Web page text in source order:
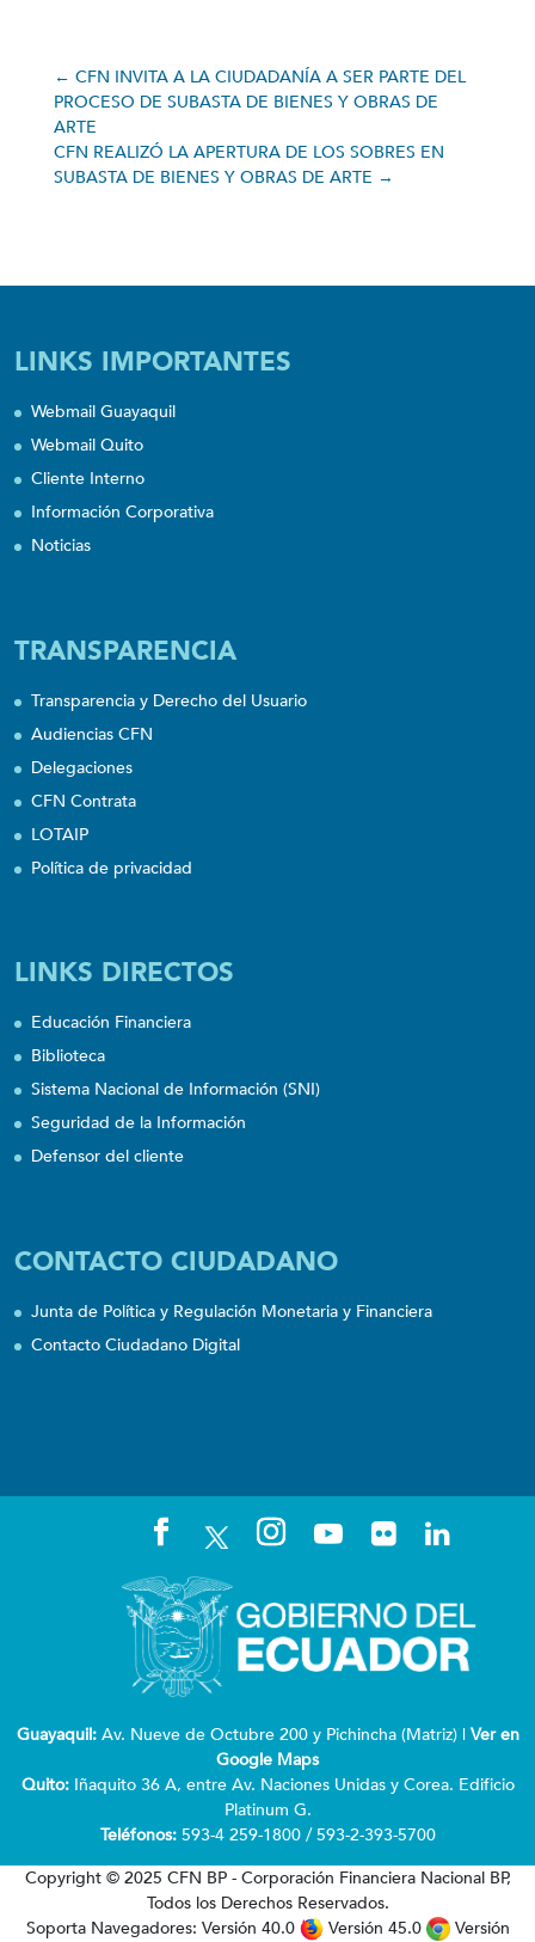
← CFN INVITA A LA CIUDADANÍA A SER PARTE DEL
PROCESO DE SUBASTA DE BIENES Y OBRAS DE
ARTE
CFN REALIZÓ LA APERTURA DE LOS SOBRES EN
SUBASTA DE BIENES Y OBRAS DE ARTE →
LINKS IMPORTANTES
Webmail Guayaquil
Webmail Quito
Cliente Interno
Información Corporativa
Noticias
TRANSPARENCIA
Transparencia y Derecho del Usuario
Audiencias CFN
Delegaciones
CFN Contrata
LOTAIP
Política de privacidad
LINKS DIRECTOS
Educación Financiera
Biblioteca
Sistema Nacional de Información (SNI)
Seguridad de la Información
Defensor del cliente
CONTACTO CIUDADANO
Junta de Política y Regulación Monetaria y Financiera
Contacto Ciudadano Digital
Guayaquil:Av. Nueve de Octubre 200 y Pichincha (Matriz) | Ver en
Google Maps
Quito: Iñaquito 36 A, entre Av. Naciones Unidas y Corea. Edificio
Platinum G.
Teléfonos:593-4 259-1800 / 593-2-393-5700
Copyright © 2025 CFN BP - Corporación Financiera Nacional BP,
Todos los Derechos Reservados.
Soporta Navegadores: Versión 40.0
Versión 45.0 Versión